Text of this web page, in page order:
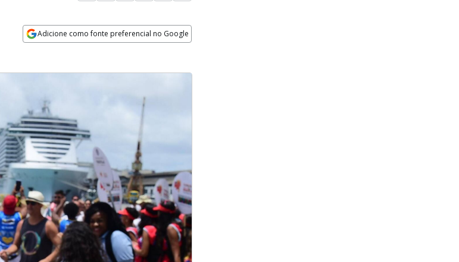
Adicione como fonte preferencial no Google